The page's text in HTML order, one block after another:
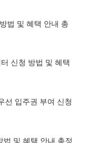
법 및 혜택 안내 총
신청 방법 및 혜택
선 입주권 부여 신청
및 혜택 안내 총정